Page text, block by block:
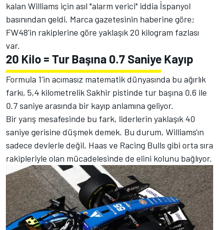
kalan Williams için asıl "alarm verici" iddia İspanyol
basınından geldi. Marca gazetesinin haberine göre;
FW48'in rakiplerine göre yaklaşık 20 kilogram fazlası
var.
20 Kilo = Tur Başına 0.7 Saniye Kayıp
Formula 1'in acımasız matematik dünyasında bu ağırlık
farkı, 5,4 kilometrelik Sakhir pistinde tur başına 0.6 ile
0.7 saniye arasında bir kayıp anlamına geliyor.
Bir yarış mesafesinde bu fark, liderlerin yaklaşık 40
saniye gerisine düşmek demek. Bu durum, Williams'ın
sadece devlerle değil, Haas ve Racing Bulls gibi orta sıra
rakipleriyle olan mücadelesinde de elini kolunu bağlıyor.